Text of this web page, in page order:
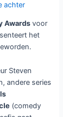
achter
Awards voor
het
Steven
andere series
(comedy